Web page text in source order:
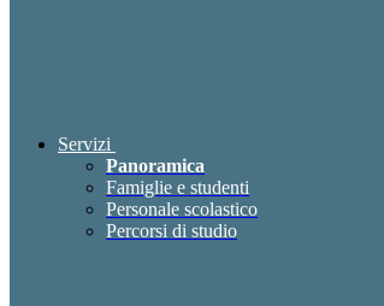
Servizi
Panoramica
Famiglie e studenti
Personale scolastico
Percorsi di studio